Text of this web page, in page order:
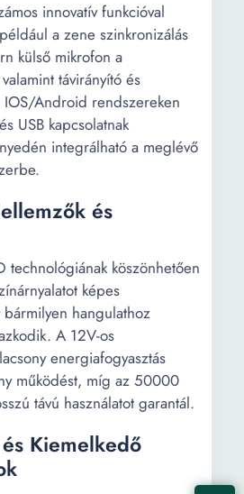
innovatív funkcióval
a zene szinkronizálás
külső mikrofon a
távirányító és
Android rendszereken
USB kapcsolatnak
integrálható a meglévő
és
technológiának köszönhetően
képes
hangulathoz
A 12V-os
energiafogyasztás
működést, míg az 50000
távú használatot garantál.
Kiemelkedő